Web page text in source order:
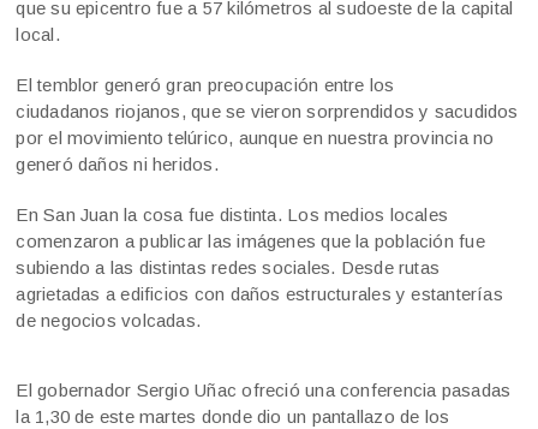
que su epicentro fue a 57 kilómetros al sudoeste de la capital
local.
El temblor generó gran preocupación entre los
ciudadanos riojanos, que se vieron sorprendidos y sacudidos
por el movimiento telúrico, aunque en nuestra provincia no
generó daños ni heridos.
En San Juan la cosa fue distinta. Los medios locales
comenzaron a publicar las imágenes que la población fue
subiendo a las distintas redes sociales. Desde rutas
agrietadas a edificios con daños estructurales y estanterías
de negocios volcadas.
El gobernador Sergio Uñac ofreció una conferencia pasadas
la 1,30 de este martes donde dio un pantallazo de los